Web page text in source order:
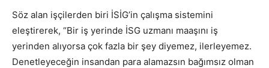
Söz alan işçilerden biri İSİG’in çalışma sistemini
eleştirerek, “Bir iş yerinde İSG uzmanı maaşını iş
yerinden alıyorsa çok fazla bir şey diyemez, ilerleyemez.
Denetleyeceğin insandan para alamazsın bağımsız olman